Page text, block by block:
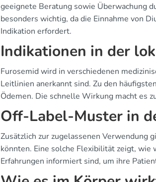
geeignete Beratung sowie Überwachung
besonders wichtig, da die Einnahme von
Indikation erfordert.
Indikationen in der
Furosemid wird in verschiedenen
Leitlinien anerkannt sind. Zu den
Ödemen. Die schnelle Wirkung macht es
Off-Label-Muster in
Zusätzlich zur zugelassenen Verwendung
könnten. Eine solche Flexibilität zeigt, wie
Erfahrungen informiert sind, um ihre